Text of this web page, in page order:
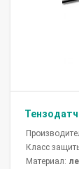
Класс
Материал: